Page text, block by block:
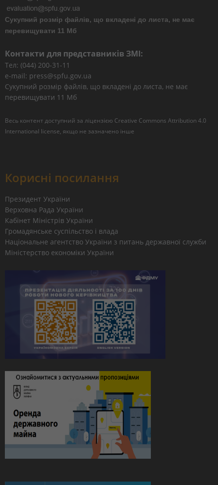
Сукупний розмір файлів, що вкладені до листа, не має
перевищувати 11 Мб
Контакти для представників ЗМІ:
Тел: (044) 200-31-11
e-mail: press@spfu.gov.ua
Сукупний розмір файлів, що вкладені до листа, не має
перевищувати 11 Мб
Весь контент доступний за ліцензією Creative Commons Attribution 4.0
International license, якщо не зазначено інше
Корисні посилання
Президент України
Верховна Рада України
Кабінет Міністрів України
Громадянське суспільство і влада
Національне агентство України з питань державної служби
Міністерство економіки України